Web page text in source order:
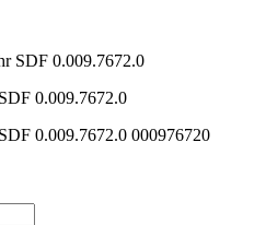
0.009.7672.0
0.009.7672.0 000976720